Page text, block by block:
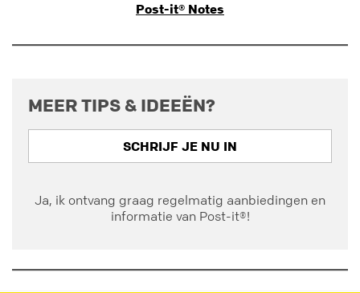
Post-it® Notes
MEER TIPS & IDEEËN?
SCHRIJF JE NU IN
Ja, ik ontvang graag regelmatig aanbiedingen en
informatie van Post-it®!